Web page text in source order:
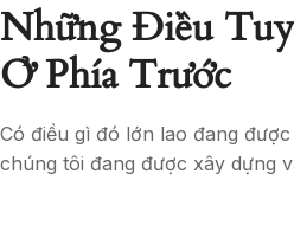
Những Điều
Ở Phía Trước
Có điều gì đó lớn lao đang
chúng tôi đang được xây dựng